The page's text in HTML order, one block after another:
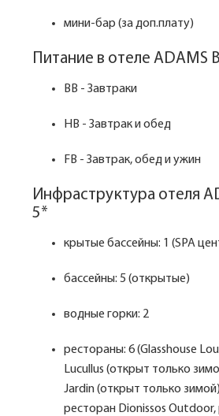
мини-бар (за доп.плату)
Питание в отеле ADAMS
BB - Завтраки
HB - Завтрак и обед
FB - Завтрак, обед и ужин
Инфраструктура отеля
5*
крытые бассейны: 1 (SPA
бассейны: 5 (открытые)
водные горки: 2
рестораны: 6 (Glasshouse
Lucullus (открыт только
Jardin (открыт только
ресторан Dionissos